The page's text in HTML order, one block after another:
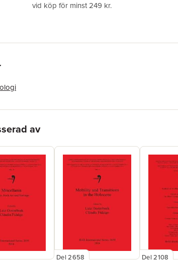
vid köp för minst 249 kr.
av
Del 2658 Del 2108